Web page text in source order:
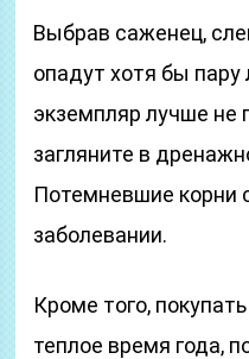
Выбрав саженец,
опадут хотя бы пару
экземпляр лучше не
загляните в
Потемневшие корни
заболевании.
Кроме того,
теплое время года,